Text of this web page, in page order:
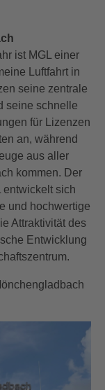
ist MGL einer
Luftfahrt in
seine zentrale
seine schnelle
für Lizenzen
an, während
aus aller
kommen. Der
entwickelt sich
und hochwertige
Attraktivität des
Entwicklung